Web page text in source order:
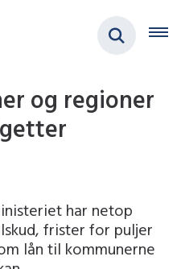
og regioner
har netop
frister for puljer
lån til kommunerne